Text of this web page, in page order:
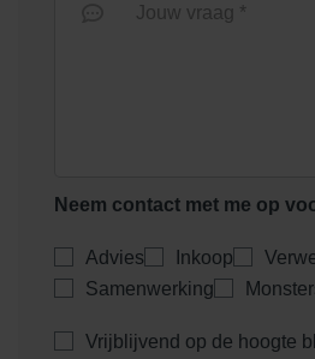
Jouw vraag *
Neem contact met me op
Advies Inkoop
Samenwerking
Vrijblijvend op de hoogte